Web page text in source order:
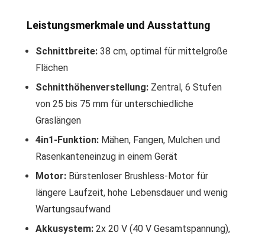
Leistungsmerkmale und Ausstattung
Schnittbreite: 38 cm, optimal für mittelgroße
Flächen
Schnitthöhenverstellung: Zentral, 6 Stufen
von 25 bis 75 mm für unterschiedliche
Graslängen
4in1-Funktion: Mähen, Fangen, Mulchen und
Rasenkanteneinzug in einem Gerät
Motor: Bürstenloser Brushless-Motor für
längere Laufzeit, hohe Lebensdauer und wenig
Wartungsaufwand
Akkusystem: 2x 20 V (40 V Gesamtspannung),